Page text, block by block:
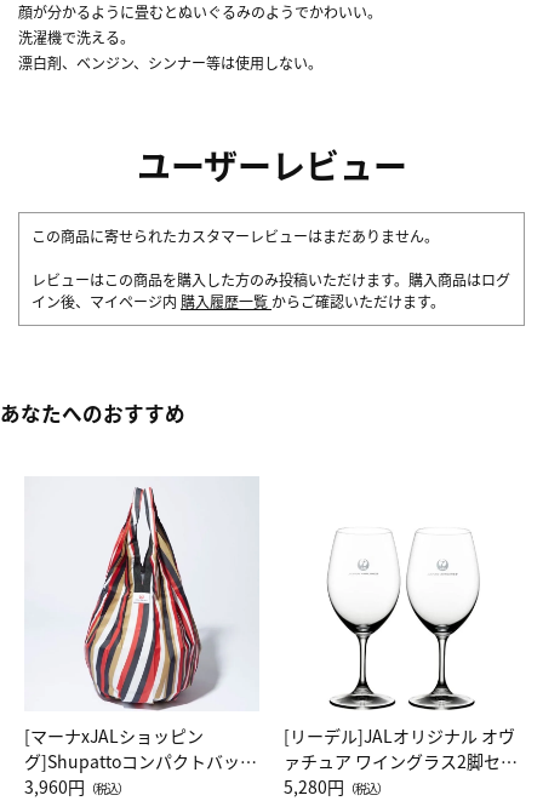
顔が分かるように畳むとぬいぐるみのようでかわいい。
洗濯機で洗える。
漂白剤、ベンジン、シンナー等は使用しない。
ユーザーレビュー
この商品に寄せられたカスタマーレビューはまだありません。
レビューはこの商品を購入した方のみ投稿いただけます。購入商品はログ
イン後、マイページ内 購入履歴一覧 からご確認いただけます。
あなたへのおすすめ
[マーナxJALショッピン
グ]Shupattoコンパクトバッグ
Drop JAL客室乗務員（LC）ス
3,960円 （税込）
[リーデル]JALオリジナル オヴ
ァチュア ワイングラス2脚セッ
ト（レッドワイン）
5,280円 （税込）